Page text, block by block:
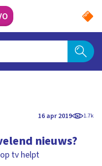
16 apr 2019 1.7k
nieuws?
tv helpt